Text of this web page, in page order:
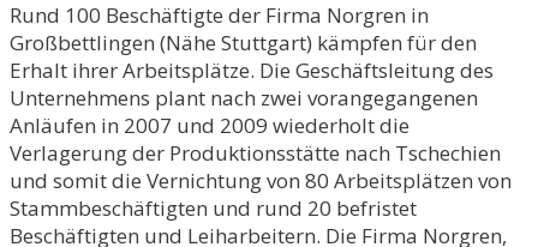
Rund 100 Beschäftigte der Firma Norgren in
Großbettlingen (Nähe Stuttgart) kämpfen für den
Erhalt ihrer Arbeitsplätze. Die Geschäftsleitung des
Unternehmens plant nach zwei vorangegangenen
Anläufen in 2007 und 2009 wiederholt die
Verlagerung der Produktionsstätte nach Tschechien
und somit die Vernichtung von 80 Arbeitsplätzen von
Stammbeschäftigten und rund 20 befristet
Beschäftigten und Leiharbeitern. Die Firma Norgren,